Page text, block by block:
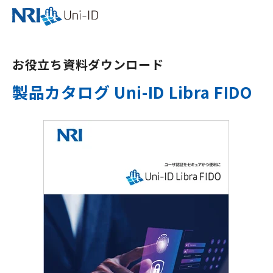
お役立ち資料ダウンロード
製品カタログ Uni-ID Libra FIDO